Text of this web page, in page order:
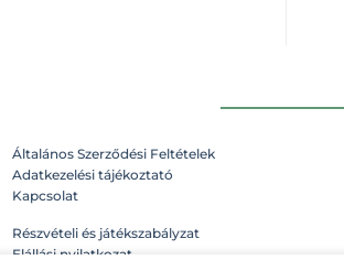
Általános Szerződési Feltételek
Adatkezelési tájékoztató
Kapcsolat
Részvételi és játékszabályzat
Elállási nyilatkozat